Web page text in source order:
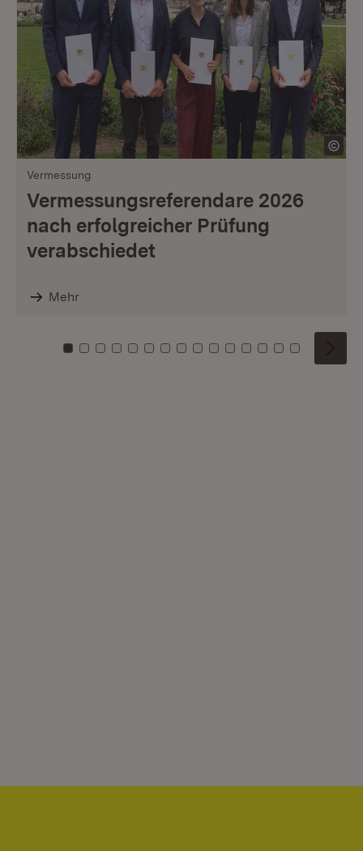
Vermessung
Vermessungsreferendare 2026
nach erfolgreicher Prüfung
verabschiedet
Mehr
Zu Kachel: 0
Zu Kachel: 1
Zu Kachel: 2
Zu Kachel: 3
Zu Kachel: 4
Zu Kachel: 5
Zu Kachel: 6
Zu Kachel: 7
Zu Kachel: 8
Zu Kachel: 9
Zu Kachel: 10
Zu Kachel: 11
Zu Kachel: 12
Zu Kachel:
Zu